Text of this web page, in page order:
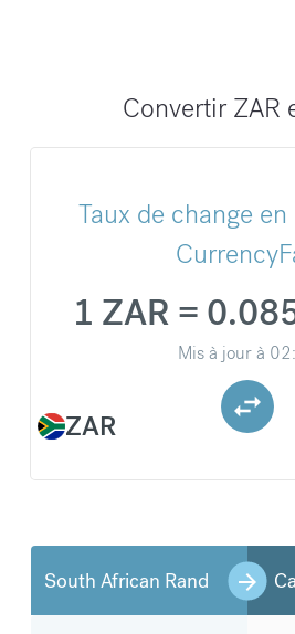
Convertir ZAR
Taux de change
ZAR
1 ZAR =
Mis à jour à
South African Rand